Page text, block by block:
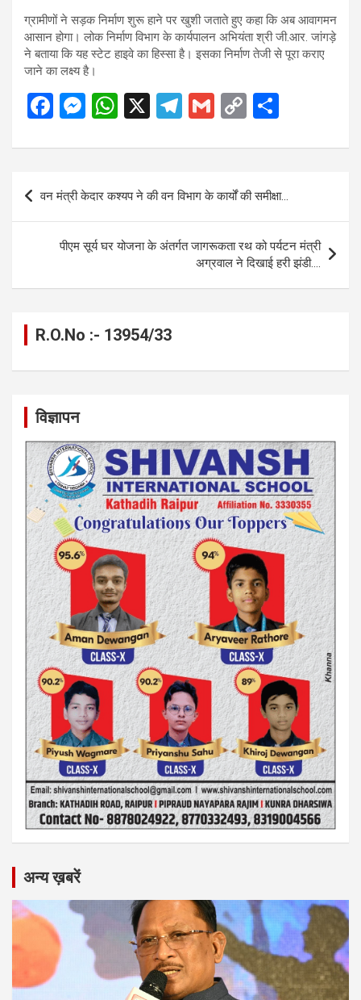
ग्रामीणों ने सड़क निर्माण शुरू हाने पर खुशी जताते हुए कहा कि अब आवागमन
आसान होगा। लोक निर्माण विभाग के कार्यपालन अभियंता श्री जी.आर. जांगड़े
ने बताया कि यह स्टेट हाइवे का हिस्सा है। इसका निर्माण तेजी से पूरा कराए
जाने का लक्ष्य है।
F
ce
b
o
o
k
M
se
g
er
W
at
A
p
p
X
T
e
gr
a
m
G
ail
C
py
Li
n
k
ar
Post
navigation
वन मंत्री केदार कश्यप ने की वन विभाग के कार्यों की समीक्षा…
पीएम सूर्य घर योजना के अंतर्गत जागरूकता रथ को पर्यटन मंत्री
अग्रवाल ने दिखाई हरी झंडी….
R.O.No :- 13954/33
विज्ञापन
अन्य ख़बरें